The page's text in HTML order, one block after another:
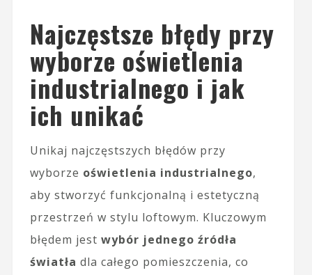
Najczęstsze błędy przy
wyborze oświetlenia
industrialnego i jak
ich unikać
Unikaj najczęstszych błędów przy
wyborze oświetlenia industrialnego,
aby stworzyć funkcjonalną i estetyczną
przestrzeń w stylu loftowym. Kluczowym
błędem jest wybór jednego źródła
światła dla całego pomieszczenia, co